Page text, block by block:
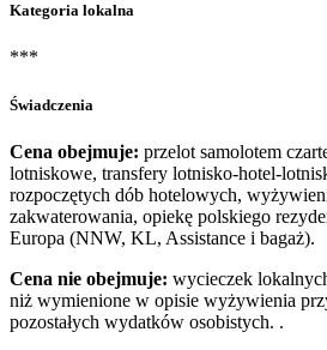
Kategoria lokalna
***
Świadczenia
Cena obejmuje: przelot samolotem
lotniskowe, transfery lotnisko-hotel-
rozpoczętych dób hotelowych,
zakwaterowania, opiekę polskiego
Europa (NNW, KL, Assistance i bagaż).
Cena nie obejmuje: wycieczek
niż wymienione w opisie wyżywienia
pozostałych wydatków osobistych. .